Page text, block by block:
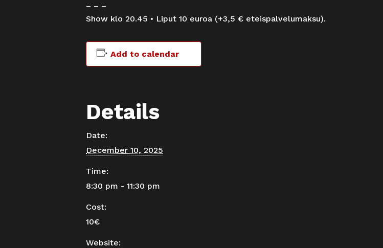
– – –
Show klo 20.45 • Liput 10 euroa (+3,5 € eteispalvelumaksu).
Add to calendar
Details
Date:
December 10, 2025
Time:
8:30 pm - 11:30 pm
Cost:
10€
Website: